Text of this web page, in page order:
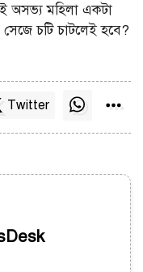
অসভ্য মহিলা একটা
চটি চাটলেই হবে?
Twitter